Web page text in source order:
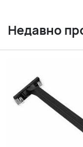
Недавно